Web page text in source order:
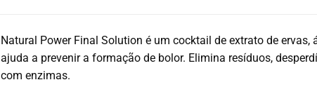
Natural Power Final Solution é um cocktail de extrato de
ajuda a prevenir a formação de bolor. Elimina resíduos,
com enzimas.